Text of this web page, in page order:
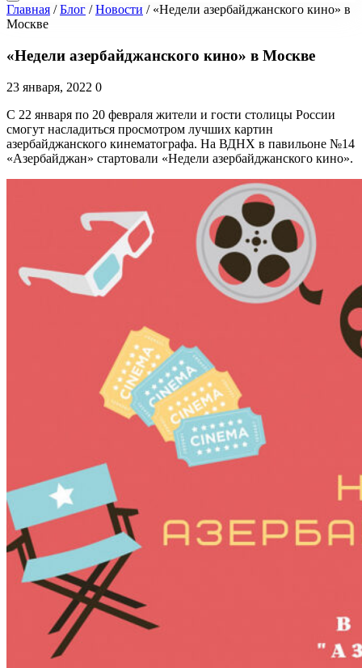
Главная /Блог /Новости / «Недели азербайджанского кино» в
Москве
«Недели азербайджанского кино» в Москве
23 января, 2022 0
С 22 января по 20 февраля жители и гости столицы России
смогут насладиться просмотром лучших картин
азербайджанского кинематографа. На ВДНХ в павильоне №14
«Азербайджан» стартовали «Недели азербайджанского кино».